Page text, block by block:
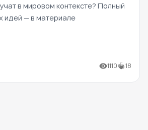
в мировом контексте? Полный
идей — в материале
1110 18